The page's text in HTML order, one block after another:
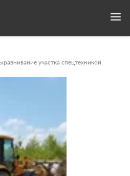
участка спецтехникой